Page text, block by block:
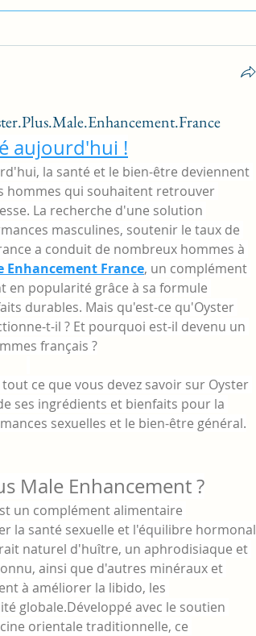
aujourd'hui !
la santé et le bien-être deviennent
hommes qui souhaitent retrouver
La recherche d'une solution
masculines, soutenir le taux de
a conduit de nombreux hommes à
Enhancement France, un complément
en popularité grâce à sa formule
durables. Mais qu'est-ce qu'Oyster
t-il ? Et pourquoi est-il devenu un
français ?
ce que vous devez savoir sur Oyster
ses ingrédients et bienfaits pour la
sexuelles et le bien-être général.
Male Enhancement ?
un complément alimentaire
la santé sexuelle et l'équilibre hormonal
naturel d'huître, un aphrodisiaque et
ainsi que d'autres minéraux et
à améliorer la libido, les
globale.Développé avec le soutien
orientale traditionnelle, ce